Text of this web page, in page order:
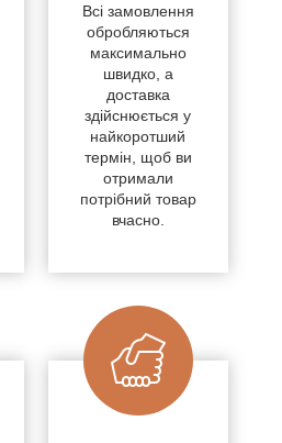
Всі замовлення
обробляються
максимально
швидко, а
доставка
здійснюється у
найкоротший
термін, щоб ви
отримали
потрібний товар
вчасно.